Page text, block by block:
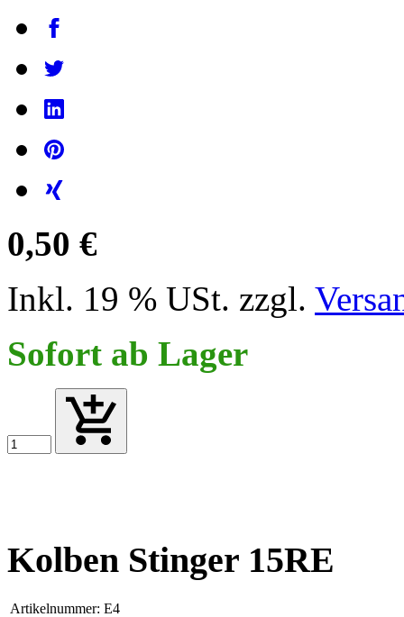
0,50 €
Inkl. 19 % USt. zzgl.
Sofort ab Lager
Kolben Stinger 15RE
Artikelnummer: E4